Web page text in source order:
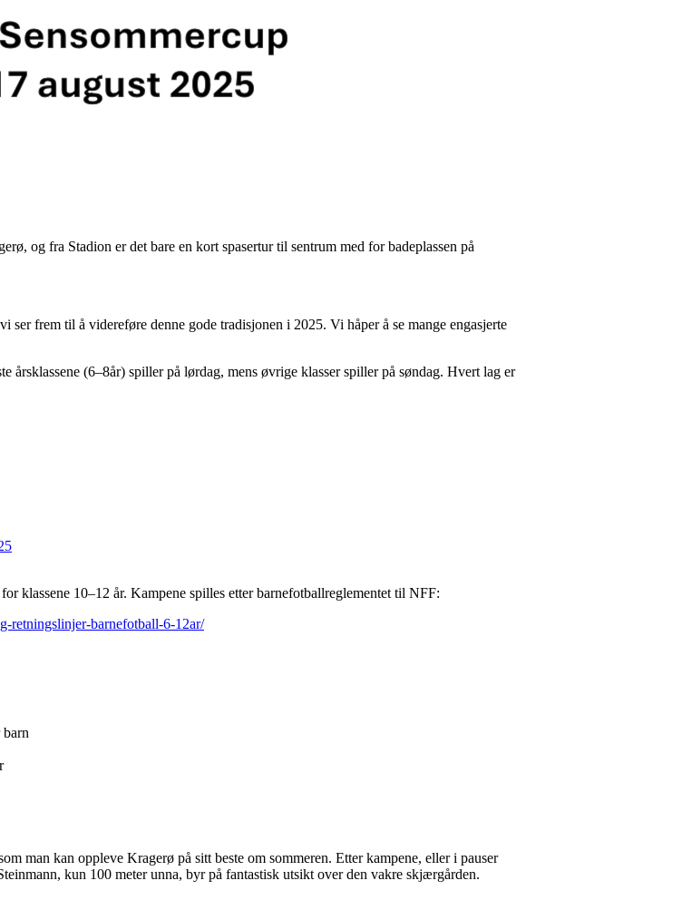
og fra Stadion er det bare en kort spasertur til sentrum med for badeplassen på
ser frem til å videreføre denne gode tradisjonen i 2025. Vi håper å se mange engasjerte
årsklassene (6–8år) spiller på lørdag, mens øvrige klasser spiller på søndag. Hvert lag er
klassene 10–12 år. Kampene spilles etter barnefotballreglementet til NFF:
retningslinjer-barnefotball-6-12ar/
man kan oppleve Kragerø på sitt beste om sommeren. Etter kampene, eller i pauser
kun 100 meter unna, byr på fantastisk utsikt over den vakre skjærgården.